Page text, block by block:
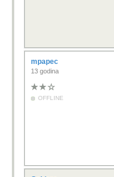
mpapec
13 godina
OFFLINE